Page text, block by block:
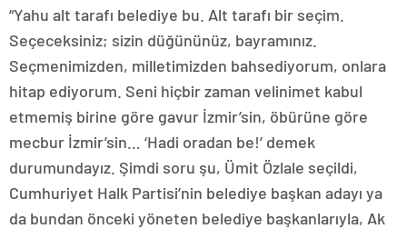
“Yahu alt tarafı belediye bu. Alt tarafı bir seçim.
Seçeceksiniz; sizin düğününüz, bayramınız.
Seçmenimizden, milletimizden bahsediyorum, onlara
hitap ediyorum. Seni hiçbir zaman velinimet kabul
etmemiş birine göre gavur İzmir’sin, öbürüne göre
mecbur İzmir’sin… ‘Hadi oradan be!’ demek
durumundayız. Şimdi soru şu, Ümit Özlale seçildi,
Cumhuriyet Halk Partisi’nin belediye başkan adayı ya
da bundan önceki yöneten belediye başkanlarıyla, Ak